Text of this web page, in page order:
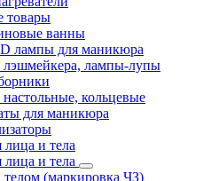
товары
ванны
лампы для маникюра
лампы-лупы
кольцевые
для маникюра
лица и тела
лица и тела
телом (маркировка ЧЗ)